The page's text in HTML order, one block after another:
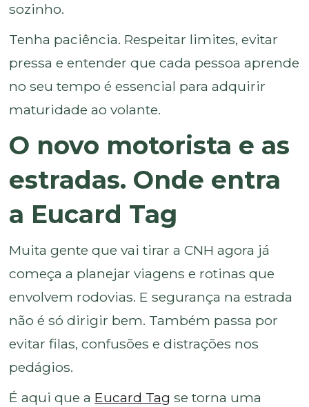
sozinho.
Tenha paciência. Respeitar limites, evitar
pressa e entender que cada pessoa aprende
no seu tempo é essencial para adquirir
maturidade ao volante.
O novo motorista e as
estradas. Onde entra
a Eucard Tag
Muita gente que vai tirar a CNH agora já
começa a planejar viagens e rotinas que
envolvem rodovias. E segurança na estrada
não é só dirigir bem. Também passa por
evitar filas, confusões e distrações nos
pedágios.
É aqui que a Eucard Tag se torna uma